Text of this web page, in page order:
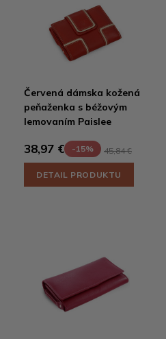
Červená dámska kožená
peňaženka s béžovým
lemovaním Paislee
38,97 € -15% 45,84 €
DETAIL PRODUKTU